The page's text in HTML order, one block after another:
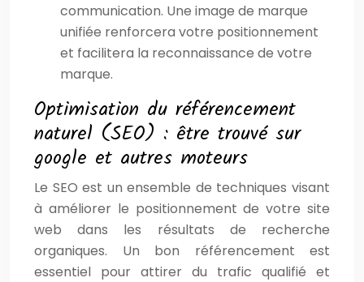
communication. Une image de marque
unifiée renforcera votre positionnement
et facilitera la reconnaissance de votre
marque.
Optimisation du référencement
naturel (SEO) : être trouvé sur
google et autres moteurs
Le SEO est un ensemble de techniques visant
à améliorer le positionnement de votre site
web dans les résultats de recherche
organiques. Un bon référencement est
essentiel pour attirer du trafic qualifié et